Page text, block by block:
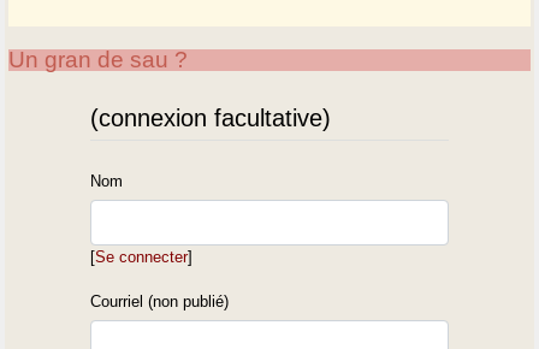
Un gran de sau ?
(connexion facultative)
Nom
[Se connecter]
Courriel (non publié)